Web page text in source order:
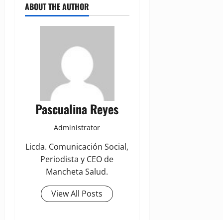
ABOUT THE AUTHOR
Pascualina Reyes
Administrator
Licda. Comunicación Social,
Periodista y CEO de
Mancheta Salud.
View All Posts